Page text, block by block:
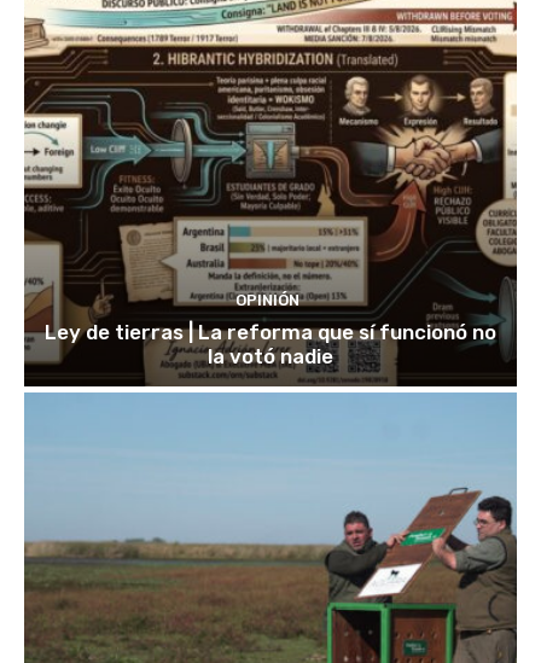
OPINIÓN
Ley de tierras | La reforma que sí funcionó no
la votó nadie